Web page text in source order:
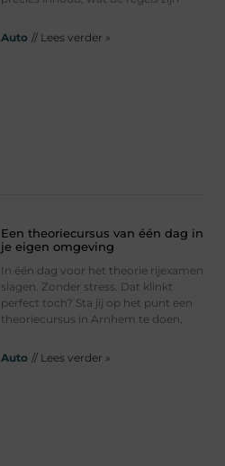
Auto // Lees verder »
Een theoriecursus van één dag in
je eigen omgeving
In één dag voor het theorie rijexamen
slagen. Zonder stress. Dat klinkt
perfect toch? Sta jij op het punt een
theoriecursus in Arnhem te doen,
Auto // Lees verder »